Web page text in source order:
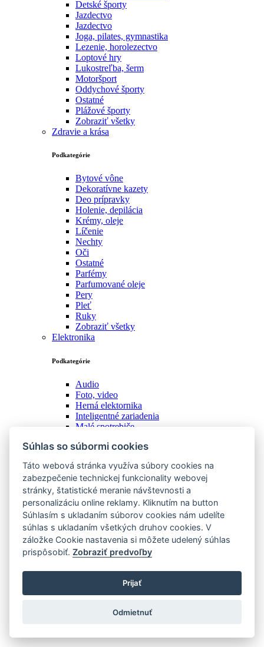
Detské športy
Jazdectvo
Jazdectvo
Joga, pilates, gymnastika
Lezenie, horolezectvo
Loptové hry
Lukostreľba, šerm
Motoršport‎
Oddychové športy
Ostatné
Plážové športy
Zobraziť všetky
Zdravie a krása
Podkategórie
Bytové vône
Dekoratívne kazety
Deo prípravky
Holenie, depilácia
Krémy, oleje
Líčenie
Nechty
Oči
Ostatné
Parfémy
Parfumované oleje
Pery
Pleť
Ruky
Zobraziť všetky
Elektronika
Podkategórie
Audio
Foto, video
Herná elektornika
Inteligentné zariadenia
Malé spotrebiče
Notebooky, tablety, čítačky
Počítače, monitory
Príšlušenstvo
Televízory
Tlač, kancelária
Veľké spotrebiče
Zobraziť všetky
Potraviny
Podkategórie
Domáce plodiny
Domáce výrobky
Potraviny z obchodu
Súhlas so súbormi cookies
Táto webová stránka využíva súbory cookies na
zabezpečenie technickej funkcionality webovej
stránky, štatistické meranie návštevnosti a
personalizáciu online reklamy. Kliknutím na button
Súhlasím s ukladaním súborov cookies nám udelíte
súhlas s ukladaním všetkých druhov cookies. V
záložke Cookie nastavenia si môžete udelený súhlas
prispôsobiť.Zobraziť predvoľby
Prijať
Odmietnuť